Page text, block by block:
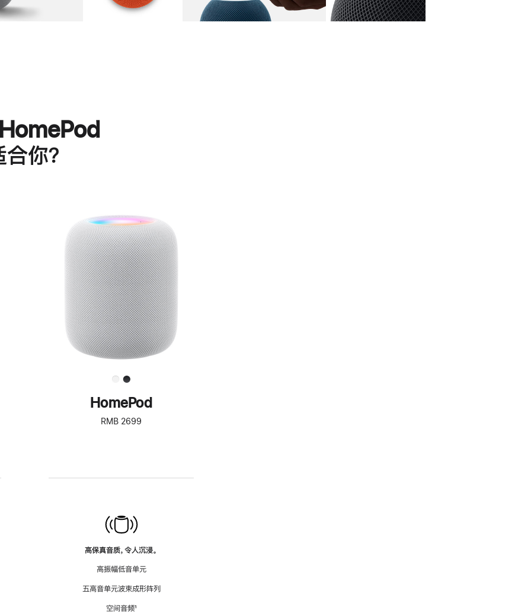
你？
进
一
步
了
解
HomePod<
HomePod
RMB 2699
高保真音质，令人沉浸。
高振幅低音单元
五高音单元波束成形阵列
空间音频脚
¹